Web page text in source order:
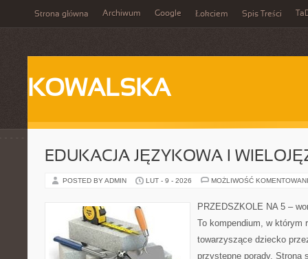
Strona główna Archiwum Google Łokciem Spis Treści
KOWALSKA
EDUKACJA JĘZYKOWA I
POSTED BY ADMIN LUT - 9 - 2026 MOŻLIWOŚĆ
PRZEDSZKOLE NA 5 –
To kompendium, w którym
towarzyszące dziecko
przystępne porady. Strona